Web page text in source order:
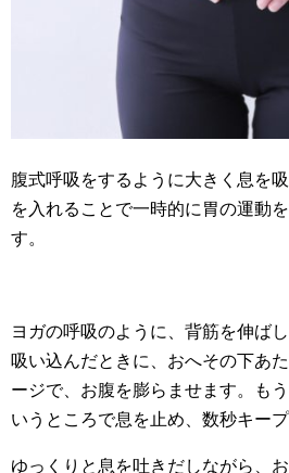
腹式呼吸をするように大きく息を
を入れることで一時的に胃の運動
す。
ヨガの呼吸のように、背筋を伸ば
吸い込んだときに、おへその下あ
ージで、お腹を膨らませます。も
いうところで息を止め、数秒キープ
ゆっくりと息を吐きだしながら、